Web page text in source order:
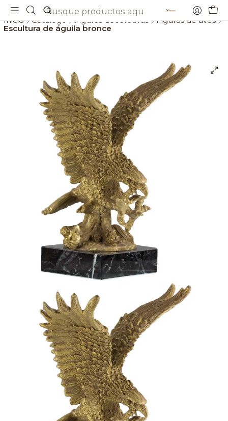
Inicio Catálogo
Figuras de aves
Escultura de águila bronce